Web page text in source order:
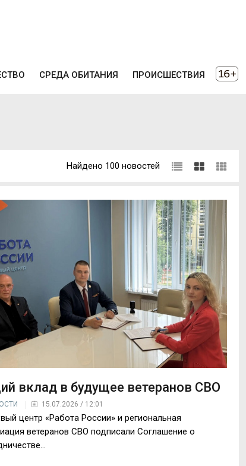
СРЕДА ОБИТАНИЯ ПРОИСШЕСТВИЯ
Найдено 100 новостей
вклад в будущее ветеранов СВО
15.07.2026 / 12:01
центр «Работа России» и региональная
ветеранов СВО подписали Соглашение о